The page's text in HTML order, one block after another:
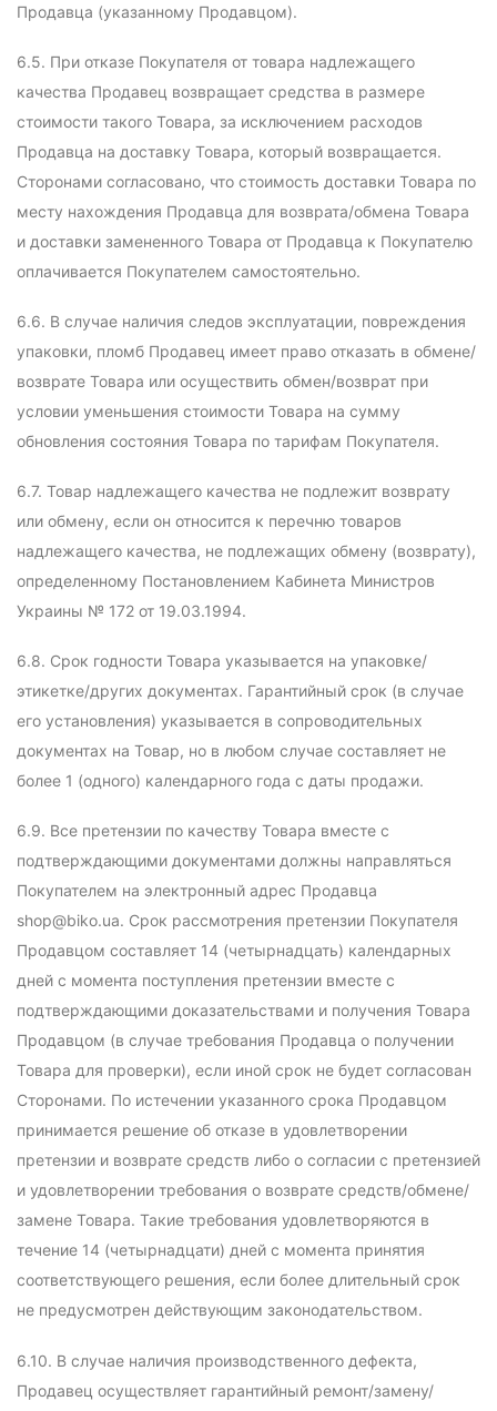
Продавца (указанному Продавцом).
6.5. При отказе Покупателя от товара надлежащего
качества Продавец возвращает средства в размере
стоимости такого Товара, за исключением расходов
Продавца на доставку Товара, который возвращается.
Сторонами согласовано, что стоимость доставки Товара по
месту нахождения Продавца для возврата/обмена Товара
и доставки замененного Товара от Продавца к Покупателю
оплачивается Покупателем самостоятельно.
6.6. В случае наличия следов эксплуатации, повреждения
упаковки, пломб Продавец имеет право отказать в обмене/
возврате Товара или осуществить обмен/возврат при
условии уменьшения стоимости Товара на сумму
обновления состояния Товара по тарифам Покупателя.
6.7. Товар надлежащего качества не подлежит возврату
или обмену, если он относится к перечню товаров
надлежащего качества, не подлежащих обмену (возврату),
определенному Постановлением Кабинета Министров
Украины № 172 от 19.03.1994.
6.8. Срок годности Товара указывается на упаковке/
этикетке/других документах. Гарантийный срок (в случае
его установления) указывается в сопроводительных
документах на Товар, но в любом случае составляет не
более 1 (одного) календарного года с даты продажи.
6.9. Все претензии по качеству Товара вместе с
подтверждающими документами должны направляться
Покупателем на электронный адрес Продавца
shop@biko.ua. Срок рассмотрения претензии Покупателя
Продавцом составляет 14 (четырнадцать) календарных
дней с момента поступления претензии вместе с
подтверждающими доказательствами и получения Товара
Продавцом (в случае требования Продавца о получении
Товара для проверки), если иной срок не будет согласован
Сторонами. По истечении указанного срока Продавцом
принимается решение об отказе в удовлетворении
претензии и возврате средств либо о согласии с претензией
и удовлетворении требования о возврате средств/обмене/
замене Товара. Такие требования удовлетворяются в
течение 14 (четырнадцати) дней с момента принятия
соответствующего решения, если более длительный срок
не предусмотрен действующим законодательством.
6.10. В случае наличия производственного дефекта,
Продавец осуществляет гарантийный ремонт/замену/